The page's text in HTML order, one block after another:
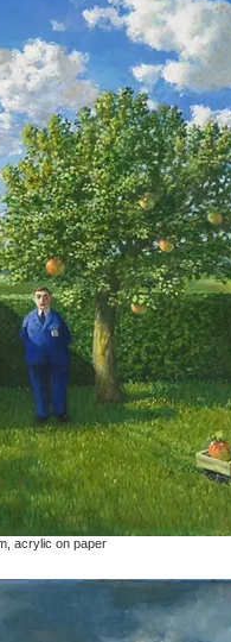
acrylic on paper